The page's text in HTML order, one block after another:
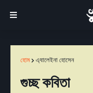
হোম এ্যালেইনা হোসেন
গুচ্ছ কবিতা